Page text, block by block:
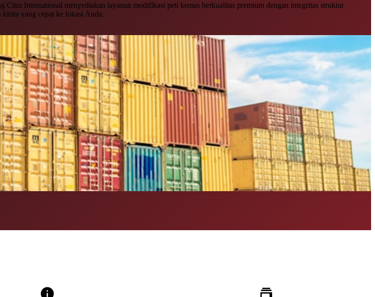
International menyediakan layanan modifikasi peti kemas berkualitas premium dengan integritas struktur
yang cepat ke lokasi Anda.